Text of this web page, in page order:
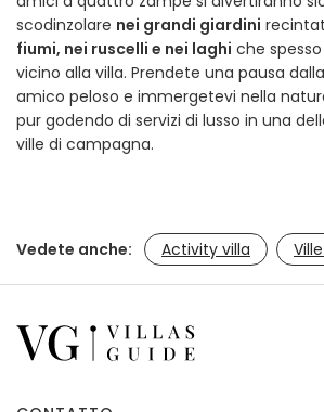
scodinzolare nei grandi giardini
fiumi, nei ruscelli e nei laghi che
vicino alla villa. Prendete una pausa
amico peloso e immergetevi nella
pur godendo di servizi di lusso in una
ville di campagna.
Vedete anche: Activity villa